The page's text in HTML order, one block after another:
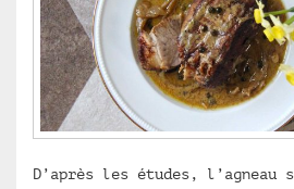
D’après les études,